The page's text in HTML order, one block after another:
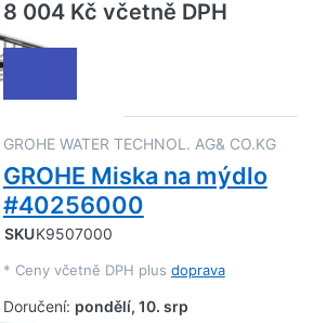
8 004 Kč včetně DPH
GROHE WATER TECHNOL. AG& CO.KG
GROHE Miska na mýdlo
#40256000
SKUK9507000
* Ceny včetně DPH plus doprava
Doručení: pondělí, 10. srp